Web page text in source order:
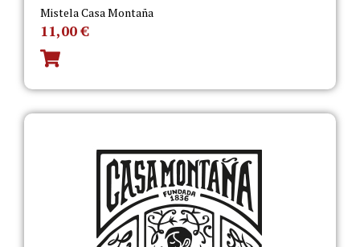
Mistela Casa Montaña
11,00€